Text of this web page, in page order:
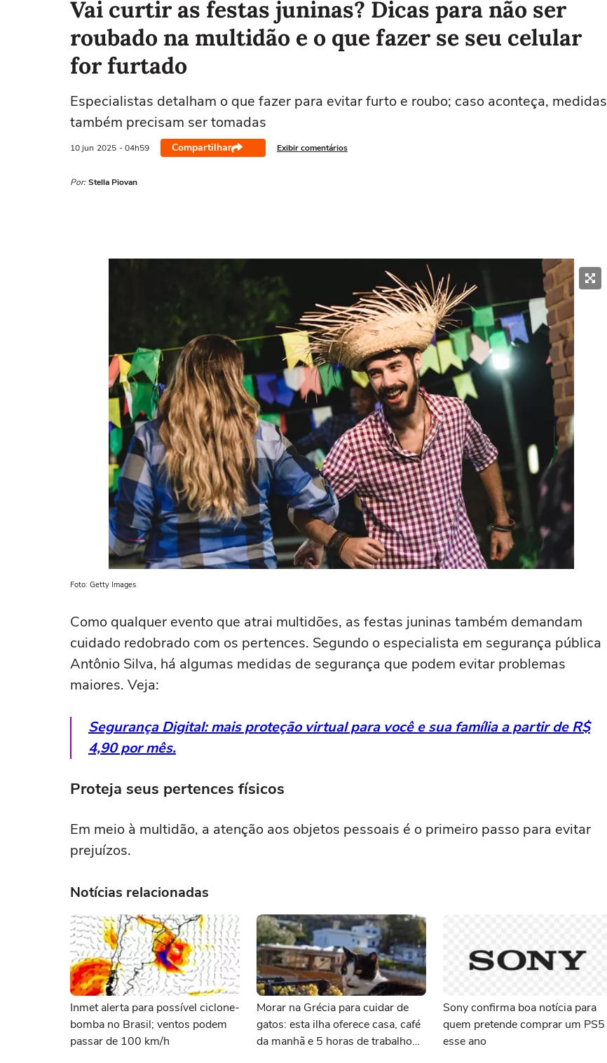
Vai curtir as festas juninas? Dicas para não ser
roubado na multidão e o que fazer se seu celular
for furtado
Especialistas detalham o que fazer para evitar furto e roubo; caso aconteça, medidas
também precisam ser tomadas
10 jun 2025 - 04h59 Compartilhar Exibir comentários
Por: Stella Piovan
Foto: Getty Images
Como qualquer evento que atrai multidões, as festas juninas também demandam
cuidado redobrado com os pertences. Segundo o especialista em segurança pública
Antônio Silva, há algumas medidas de segurança que podem evitar problemas
maiores. Veja:
Segurança Digital: mais proteção virtual para você e sua família a partir de R$
4,90 por mês.
Proteja seus pertences físicos
Em meio à multidão, a atenção aos objetos pessoais é o primeiro passo para evitar
prejuízos.
Notícias relacionadas
Inmet alerta para possível ciclone-
bomba no Brasil; ventos podem
passar de 100 km/h
Morar na Grécia para cuidar de
gatos: esta ilha oferece casa, café
da manhã e 5 horas de trabalho
Sony confirma boa notícia para
quem pretende comprar um PS5
esse ano